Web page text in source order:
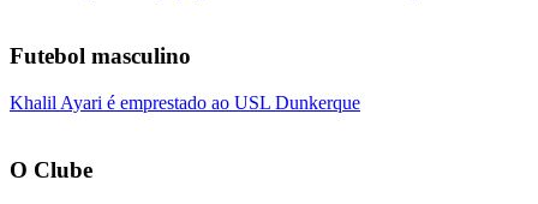
Futebol masculino
Khalil Ayari é emprestado ao USL Dunkerque
O Clube